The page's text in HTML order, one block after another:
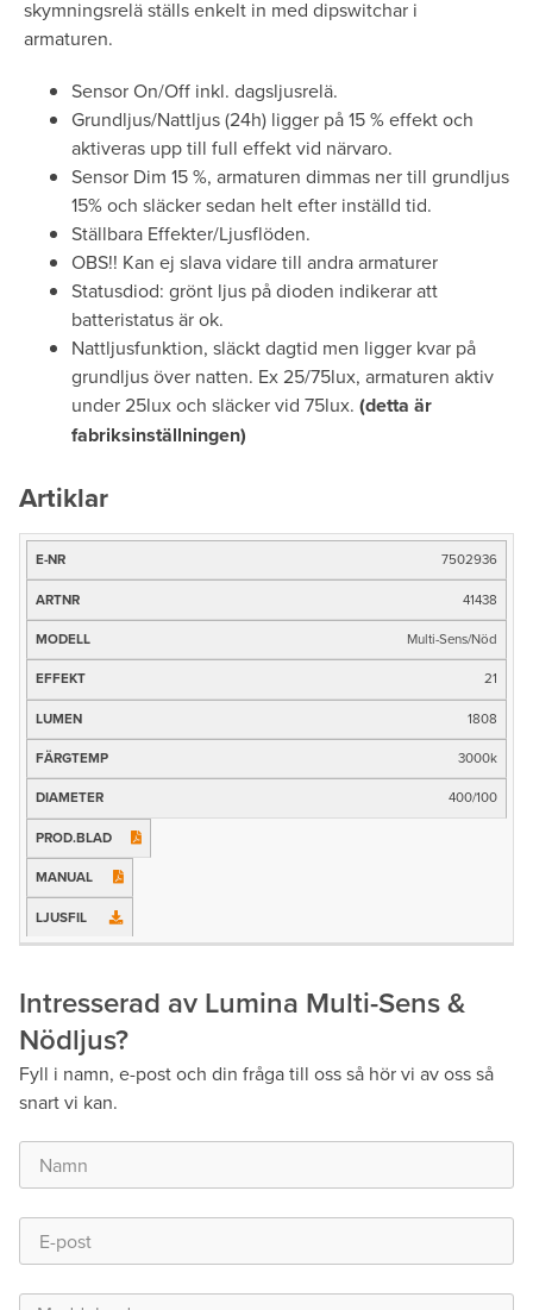
skymningsrelä ställs enkelt in med dipswitchar i
armaturen.
Sensor On/Off inkl. dagsljusrelä.
Grundljus/Nattljus (24h) ligger på 15 % effekt och
aktiveras upp till full effekt vid närvaro.
Sensor Dim 15 %, armaturen dimmas ner till grundljus
15% och släcker sedan helt efter inställd tid.
Ställbara Effekter/Ljusflöden.
OBS!! Kan ej slava vidare till andra armaturer
Statusdiod: grönt ljus på dioden indikerar att
batteristatus är ok.
Nattljusfunktion, släckt dagtid men ligger kvar på
grundljus över natten. Ex 25/75lux, armaturen aktiv
under 25lux och släcker vid 75lux. (detta är
fabriksinställningen)
Artiklar
E-
nr
Artnr
Modell
Färgtemp
Mått
Prod.blad
7502936
41438
Multi-Sens/Nöd
21
1808
3000k
400/100
Intresserad av Lumina Multi-Sens &
Nödljus?
Fyll i namn, e-post och din fråga till oss så hör vi av oss så
snart vi kan.